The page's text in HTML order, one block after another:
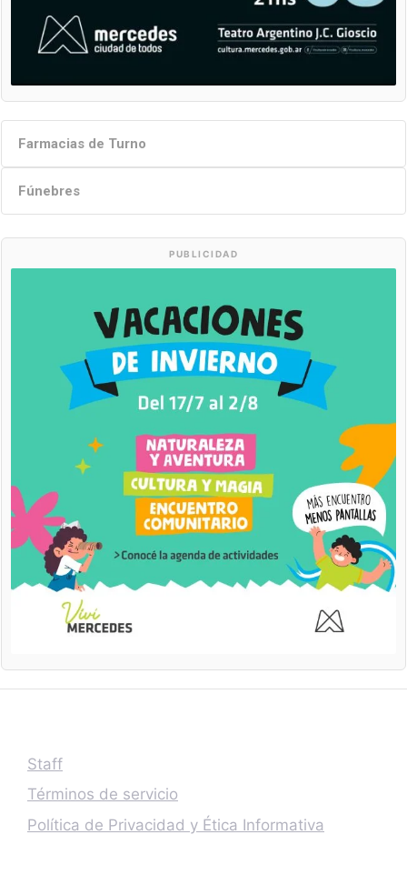
Farmacias de Turno
Fúnebres
PUBLICIDAD
Staff
Términos de servicio
Política de Privacidad y Ética Informativa